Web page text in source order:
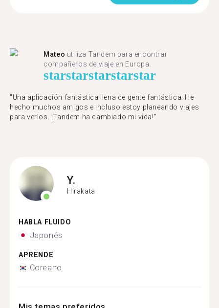
Mateo utiliza Tandem para encontrar
compañeros de viaje en Europa.
starstarstarstarstar
"Una aplicación fantástica llena de gente fantástica. He
hecho muchos amigos e incluso estoy planeando viajes
para verlos. ¡Tandem ha cambiado mi vida!"
Y.
Hirakata
HABLA FLUIDO
Japonés
APRENDE
Coreano